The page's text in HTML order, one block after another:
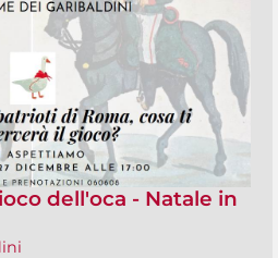
dell'oca - Natale in